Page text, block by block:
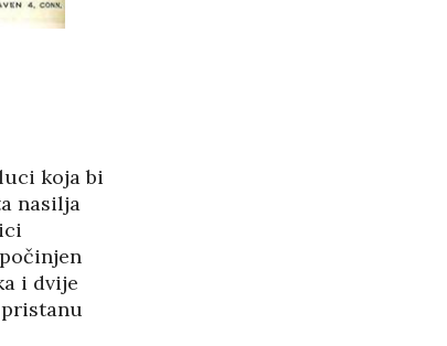
koja bi
nasilja
i dvije
SVETA” U CRNOJ GORI
25/05/2026
ŠTITI LI GAY LOBI
MINISTRA HABIJANA?
25/05/2026